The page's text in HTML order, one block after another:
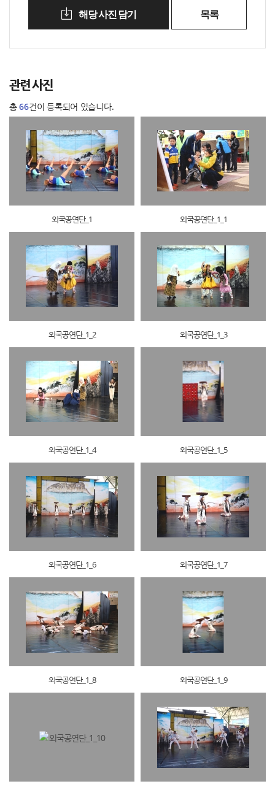
해당 사진 담기 목록
관련 사진
총66건이 등록되어 있습니다.
외국공연단_1 외국공연단_1_1
외국공연단_1_2 외국공연단_1_3
외국공연단_1_4 외국공연단_1_5
외국공연단_1_6 외국공연단_1_7
외국공연단_1_8 외국공연단_1_9